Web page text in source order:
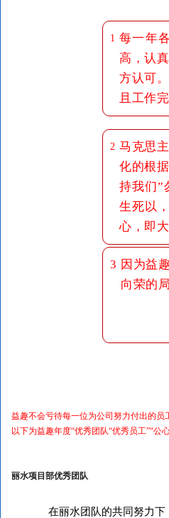
1 每一年
高，认
方认可
且工作
2 马克思
化的根
持我们”
生死以
心，即
3 因为益
向荣的
益趣不会亏待每一位为公司努力付出的
以下为益趣年度“优秀团队“优秀员工”“
丽水项目部优秀团队
在丽水团队的共同努力